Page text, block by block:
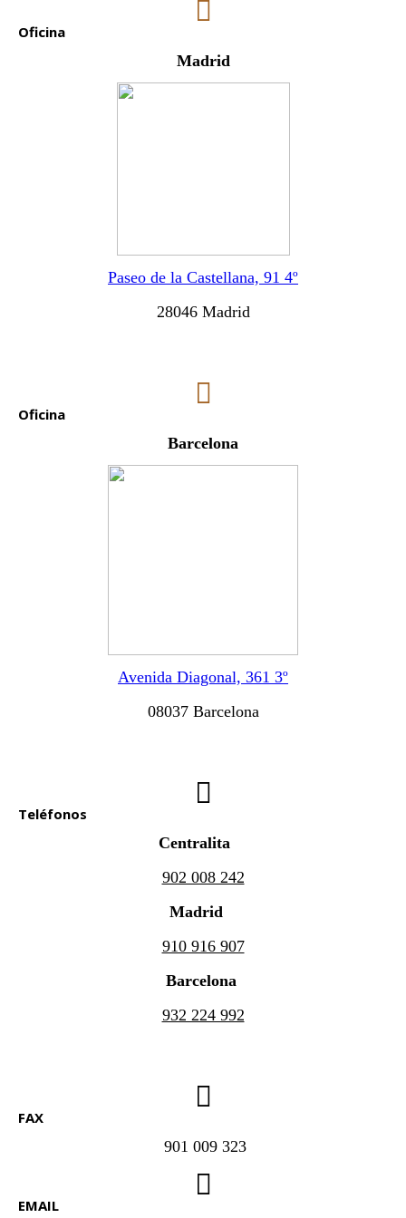
Oficina
Madrid
Paseo de la Castellana, 91 4º
28046 Madrid
Oficina
Barcelona
Avenida Diagonal, 361 3º
08037 Barcelona
Teléfonos
Centralita
902 008 242
Madrid
910 916 907
Barcelona
932 224 992
FAX
901 009 323
EMAIL